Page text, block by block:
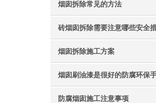
烟囱拆除常见的方法
烟囱拆除施工方案
烟囱刷油漆是很好的防腐环保
防腐烟囱施工注意事项